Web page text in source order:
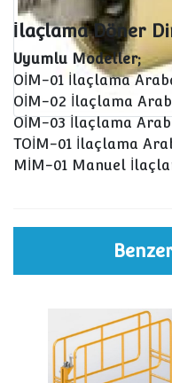
İlaçlama Döner
Uyumlu Modeller;
OİM-01 İlaçlama
OİM-02 İlaçlama
OİM-03 İlaçlama
TOİM-01 İlaçlama
MİM-01 Manuel